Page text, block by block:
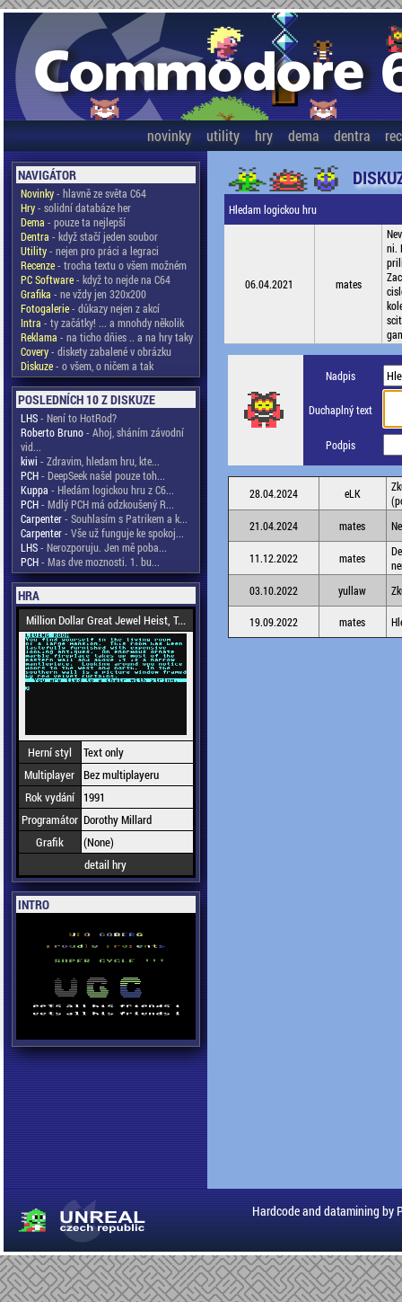
novinky utility hry dema dentra
NAVIGÁTOR
Novinky- hlavně ze světa C64
Hry- solidní databáze her
Dema - pouze ta nejlepší
Dentra - když stačí jeden soubor
Utility- nejen pro práci a legraci
Recenze- trocha textu o všem možném
PC Software- když to nejde na C64
Grafika - ne vždy jen 320x200
Fotogalerie- důkazy nejen z akcí
Intra - ty začátky! ... a mnohdy několik
Reklama - na ticho dňies .. a na hry taky
Covery- diskety zabalené v obrázku
Diskuze- o všem, o ničem a tak
POSLEDNÍCH 10 Z DISKUZE
LHS- Není to HotRod?
Roberto Bruno- Ahoj, sháním závodní
vid...
kiwi - Zdravim, hledam hru, kte...
PCH- DeepSeek našel pouze toh...
Kuppa - Hledám logickou hru z C6...
PCH- Mdlý PCH má odzkoušený R...
Carpenter- Souhlasím s Patrikem a k...
Carpenter- Vše už funguje ke spokoj...
LHS- Nerozporuju. Jen mě poba...
PCH- Mas dve moznosti. 1. bu...
HRA
Million Dollar Great Jewel Heist, T...
Herní styl
Text only
Multiplayer Bez multiplayeru
Rok vydání
1991
Programátor Dorothy Millard
Grafik
(None)
detail hry
INTRO
Hledam logickou hru
06.04.2021 mates
ni.
Nadpis
Duchaplný text
Podpis
28.04.2024 eLK
21.04.2024
mates
11.12.2022 mates
03.10.2022
yullaw
19.09.2022 mates
Hardcode and datamining by